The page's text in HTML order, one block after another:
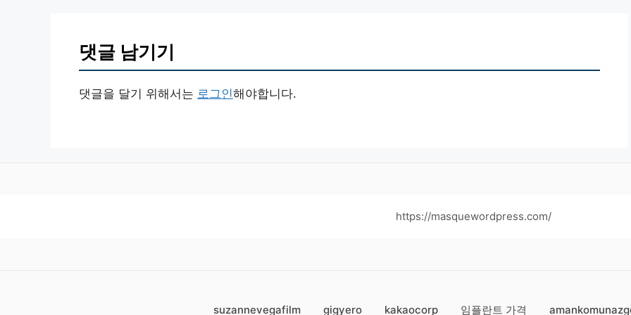
댓글 남기기
댓글을 달기 위해서는 로그인해야합니다.
https://masquewordpress.com/
suzannevegafilm gigyero kakaocorp 임플란트 가격